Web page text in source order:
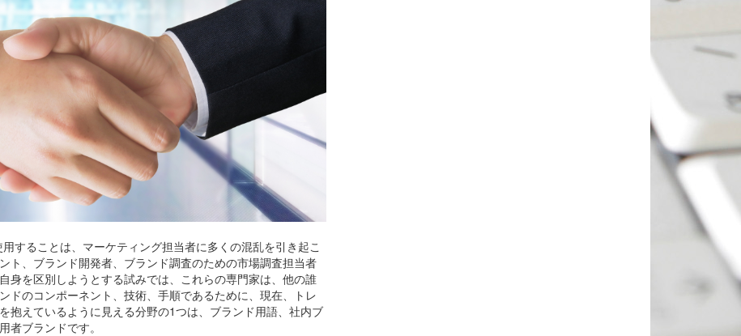
することは、マーケティング担当者に多くの混乱を引き起こ
ト、ブランド開発者、ブランド調査のための市場調査担当者
身を区別しようとする試みでは、これらの専門家は、他の誰
ドのコンポーネント、技術、手順であるために、現在、トレ
抱えているように見える分野の1つは、ブランド用語、社内ブ
者ブランドです。